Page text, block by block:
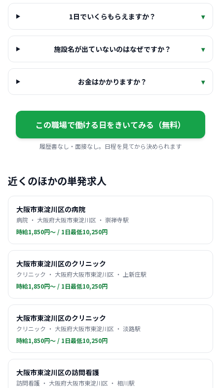
1日でいくらもらえますか？ ▾
施設名が出ていないのはなぜですか？ ▾
お金はかかりますか？ ▾
この職場で働ける日をきいてみる（無料）
履歴書なし・面接なし。日程を見てから決められます
近くのほかの単発求人
大阪市東淀川区の病院
病院 ・ 大阪府大阪市東淀川区 ・ 崇禅寺駅
時給1,850円〜 / 1日最低10,250円
大阪市東淀川区のクリニック
クリニック ・ 大阪府大阪市東淀川区 ・ 上新庄駅
時給1,850円〜 / 1日最低10,250円
大阪市東淀川区のクリニック
クリニック ・ 大阪府大阪市東淀川区 ・ 淡路駅
時給1,850円〜 / 1日最低10,250円
大阪市東淀川区の訪問看護
訪問看護 ・ 大阪府大阪市東淀川区 ・ 相川駅